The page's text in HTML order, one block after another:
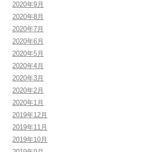
2020年9月
2020年8月
2020年7月
2020年6月
2020年5月
2020年4月
2020年3月
2020年2月
2020年1月
2019年12月
2019年11月
2019年10月